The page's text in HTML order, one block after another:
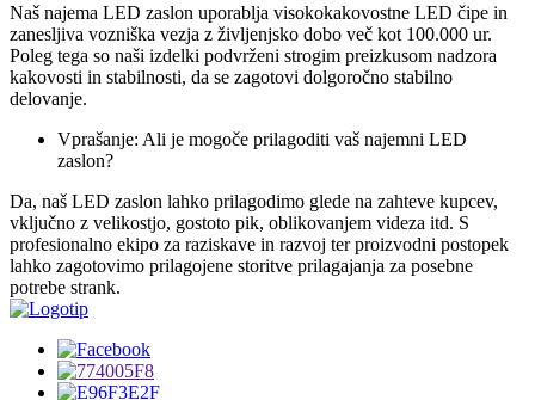
Naš najema LED zaslon uporablja visokokakovostne LED čipe in
zanesljiva vozniška vezja z življenjsko dobo več kot 100.000 ur.
Poleg tega so naši izdelki podvrženi strogim preizkusom nadzora
kakovosti in stabilnosti, da se zagotovi dolgoročno stabilno
delovanje.
Vprašanje: Ali je mogoče prilagoditi vaš najemni LED
zaslon?
Da, naš LED zaslon lahko prilagodimo glede na zahteve kupcev,
vključno z velikostjo, gostoto pik, oblikovanjem videza itd. S
profesionalno ekipo za raziskave in razvoj ter proizvodni postopek
lahko zagotovimo prilagojene storitve prilagajanja za posebne
potrebe strank.